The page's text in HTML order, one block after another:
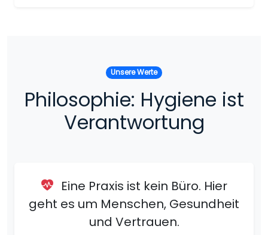
Unsere Werte
Philosophie: Hygiene ist
Verantwortung
Eine Praxis ist kein Büro. Hier
geht es um Menschen, Gesundheit
und Vertrauen.